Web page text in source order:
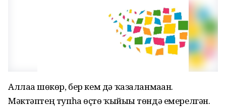
Аллаға шөкөр, бер кем дә ҡазаланмаған.
Мәктәптең тупһа өҫтө ҡыйығы төндә емерелгән.